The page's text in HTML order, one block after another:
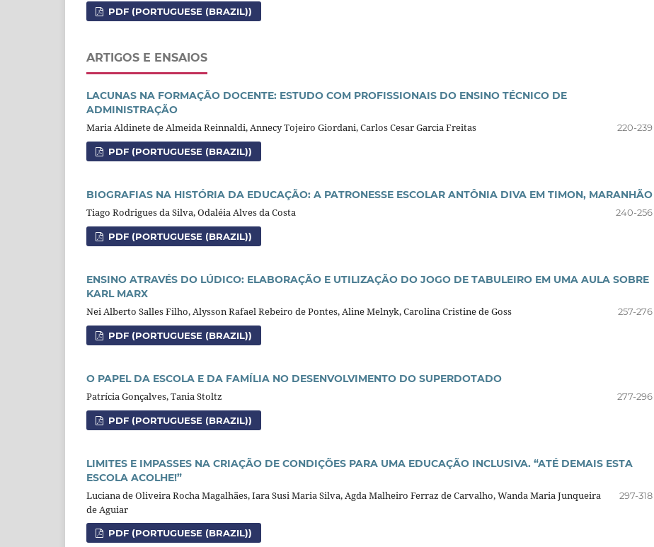
PDF (PORTUGUESE (BRAZIL))
ARTIGOS E ENSAIOS
LACUNAS NA FORMAÇÃO DOCENTE: ESTUDO COM PROFISSIONAIS DO ENSINO TÉCNICO DE
ADMINISTRAÇÃO
Maria Aldinete de Almeida Reinnaldi, Annecy Tojeiro Giordani, Carlos Cesar Garcia Freitas
220-239
PDF (PORTUGUESE (BRAZIL))
BIOGRAFIAS NA HISTÓRIA DA EDUCAÇÃO: A PATRONESSE ESCOLAR ANTÔNIA DIVA EM TIMON, MARANHÃO
Tiago Rodrigues da Silva, Odaléia Alves da Costa
240-256
PDF (PORTUGUESE (BRAZIL))
ENSINO ATRAVÉS DO LÚDICO: ELABORAÇÃO E UTILIZAÇÃO DO JOGO DE TABULEIRO EM UMA AULA SOBRE
KARL MARX
Nei Alberto Salles Filho, Alysson Rafael Rebeiro de Pontes, Aline Melnyk, Carolina Cristine de Goss
257-276
PDF (PORTUGUESE (BRAZIL))
O PAPEL DA ESCOLA E DA FAMÍLIA NO DESENVOLVIMENTO DO SUPERDOTADO
Patrícia Gonçalves, Tania Stoltz
277-296
PDF (PORTUGUESE (BRAZIL))
LIMITES E IMPASSES NA CRIAÇÃO DE CONDIÇÕES PARA UMA EDUCAÇÃO INCLUSIVA. “ATÉ DEMAIS ESTA
ESCOLA ACOLHE!”
Luciana de Oliveira Rocha Magalhães, Iara Susi Maria Silva, Agda Malheiro Ferraz de Carvalho, Wanda Maria Junqueira
de Aguiar
297-318
PDF (PORTUGUESE (BRAZIL))